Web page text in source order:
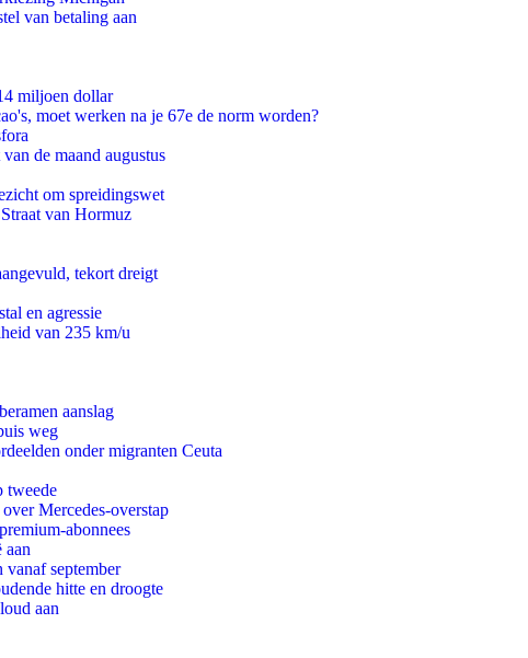
van betaling aan
miljoen dollar
moet werken na je 67e de norm worden?
de maand augustus
om spreidingswet
van Hormuz
tekort dreigt
en agressie
van 235 km/u
aanslag
weg
onder migranten Ceuta
tweede
Mercedes-overstap
abonnees
aan
september
hitte en droogte
aan